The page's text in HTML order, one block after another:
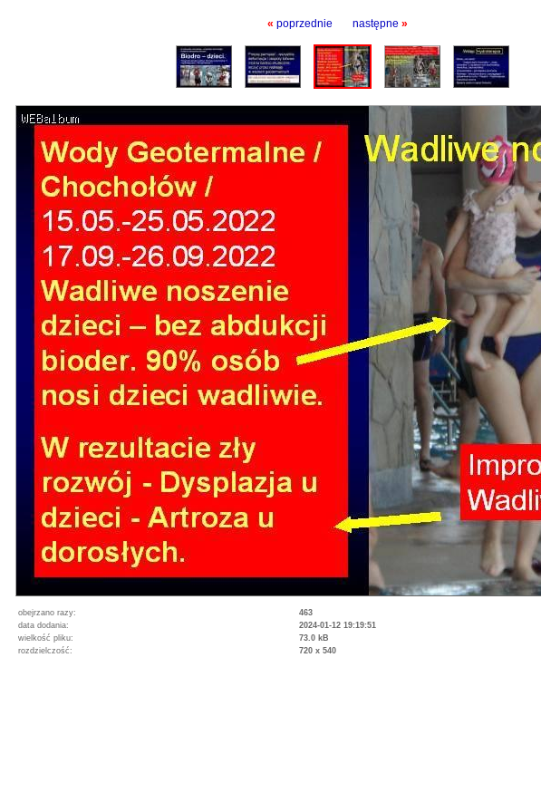
« poprzednie następne »
obejrzano razy:
463
data dodania:
2024-01-12 19:19:51
wielkość pliku:
73.0 kB
rozdzielczość:
720 x 540